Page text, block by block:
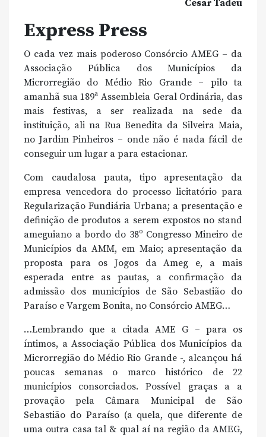
Cesar Tadeu
Express Press
O cada vez mais poderoso Consórcio AMEG – da
Associação Pública dos Municípios da
Microrregião do Médio Rio Grande – pilo ta
amanhã sua 189ª Assembleia Geral Ordinária, das
mais festivas, a ser realizada na sede da
instituição, ali na Rua Benedita da Silveira Maia,
no Jardim Pinheiros – onde não é nada fácil de
conseguir um lugar a para estacionar.
Com caudalosa pauta, tipo apresentação da
empresa vencedora do processo licitatório para
Regularização Fundiária Urbana; a presentação e
definição de produtos a serem expostos no stand
ameguiano a bordo do 38º Congresso Mineiro de
Municípios da AMM, em Maio; apresentação da
proposta para os Jogos da Ameg e, a mais
esperada entre as pautas, a confirmação da
admissão dos municípios de São Sebastião do
Paraíso e Vargem Bonita, no Consórcio AMEG…
…Lembrando que a citada AME G – para os
íntimos, a Associação Pública dos Municípios da
Microrregião do Médio Rio Grande -, alcançou há
poucas semanas o marco histórico de 22
municípios consorciados. Possível graças a a
provação pela Câmara Municipal de São
Sebastião do Paraíso (a quela, que diferente de
uma outra casa tal & qual aí na região da AMEG,